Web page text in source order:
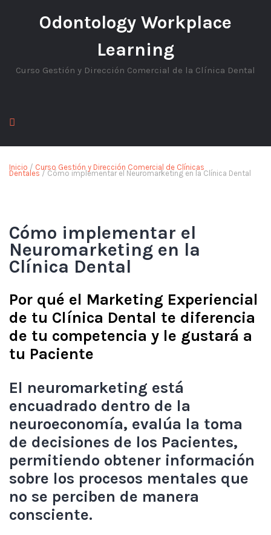
Odontology Workplace
Learning
Curso Gestión y Dirección Comercial de la Clínica Dental
Inicio / Curso Gestión y Dirección Comercial de Clínicas
Dentales / Cómo implementar el Neuromarketing en la Clínica Dental
Cómo implementar el
Neuromarketing en la
Clínica Dental
Por qué el Marketing Experiencial
de tu Clínica Dental te diferencia
de tu competencia y le gustará a
tu Paciente
El neuromarketing está
encuadrado dentro de la
neuroeconomía, evalúa la toma
de decisiones de los Pacientes,
permitiendo obtener información
sobre los procesos mentales que
no se perciben de manera
consciente.